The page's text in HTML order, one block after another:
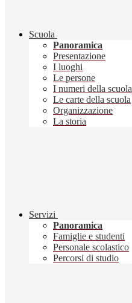
Scuola
Panoramica
Presentazione
I luoghi
Le persone
I numeri della scuola
Le carte della scuola
Organizzazione
La storia
Servizi
Panoramica
Famiglie e studenti
Personale scolastico
Percorsi di studio